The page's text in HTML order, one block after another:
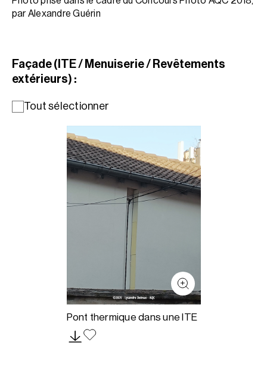
par Alexandre Guérin
Façade (ITE / Menuiserie / Revêtements
extérieurs) :
Tout sélectionner
Pont thermique dans une ITE